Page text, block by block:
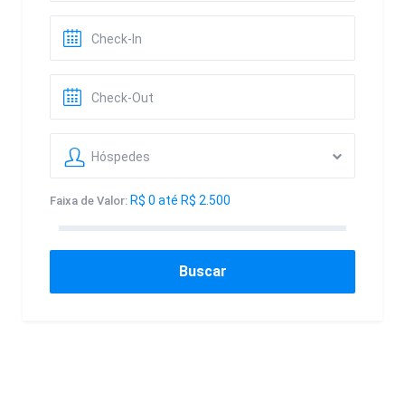
Hóspedes
Faixa de Valor: R$ 0 até R$ 2.500
Buscar